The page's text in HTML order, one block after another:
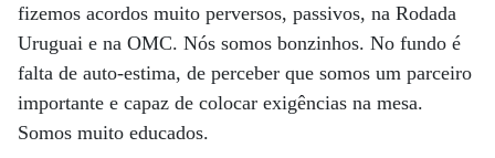
fizemos acordos muito perversos, passivos, na Rodada
Uruguai e na OMC. Nós somos bonzinhos. No fundo é
falta de auto-estima, de perceber que somos um parceiro
importante e capaz de colocar exigências na mesa.
Somos muito educados.